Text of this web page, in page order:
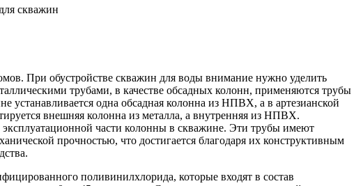
скважин
При обустройстве скважин для воды внимание нужно уделить
трубами, в качестве обсадных колонн, применяются трубы
одна обсадная колонна из НПВХ, а в артезианской
внешняя колонна из металла, а внутренняя из НПВХ.
части колонны в скважине. Эти трубы имеют
прочностью, что достигается благодаря их конструктивным
поливинилхлорида, которые входят в состав